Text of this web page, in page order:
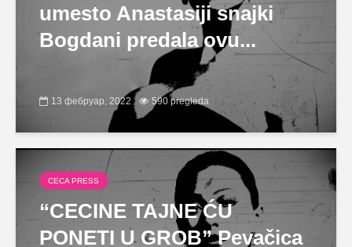
umesto Anastasiji snajki
Bogdani predala ovu...
13 фебруар, 2022 590 pregleda
CECA PRESS
“CECINE TAJNE ĆU
PONETI U GROB” Pevačica